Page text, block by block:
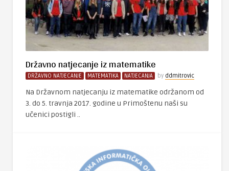
Državno natjecanje iz matematike
DRŽAVNO NATJECANJE MATEMATIKA NATJECANJA by ddmitrovic
Na Državnom natjecanju iz matematike održanom od
3. do 5. travnja 2017. godine u Primoštenu naši su
učenici postigli ..